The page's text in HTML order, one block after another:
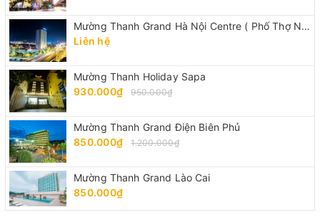
Mường Thanh Grand Hà Nội Centre ( Phố Thợ Nhuộm)
Liên hệ
Mường Thanh Holiday Sapa
930.000₫
950.000₫
Mường Thanh Grand Điện Biên Phủ
850.000₫
1.200.000₫
Mường Thanh Grand Lào Cai
850.000₫